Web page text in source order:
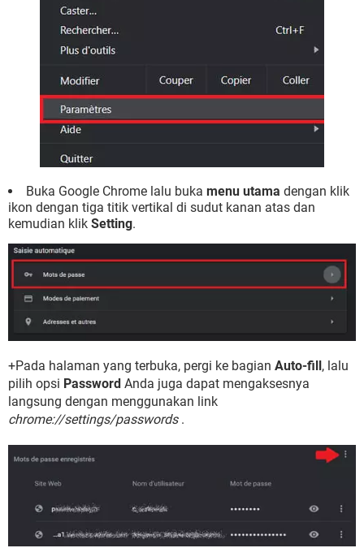
Buka Google Chrome lalu buka menu utama dengan klik
ikon dengan tiga titik vertikal di sudut kanan atas dan
kemudian klik Setting.
+Pada halaman yang terbuka, pergi ke bagian Auto-fill , lalu
pilih opsi Password Anda juga dapat mengaksesnya
langsung dengan menggunakan link
chrome://settings/passwords.